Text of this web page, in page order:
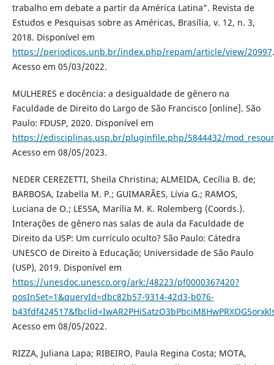
trabalho em debate a partir da América Latina”. Revista de
Estudos e Pesquisas sobre as Américas, Brasília, v. 12, n. 3,
2018. Disponível em
https://periodicos.unb.br/index.php/repam/article/view/20997.
Acesso em 05/03/2022.
MULHERES e docência: a desigualdade de gênero na
Faculdade de Direito do Largo de São Francisco [online]. São
Paulo: FDUSP, 2020. Disponível em
https://edisciplinas.usp.br/pluginfile.php/5844432/
Acesso em 08/05/2023.
NEDER CEREZETTI, Sheila Christina; ALMEIDA, Cecília B. de;
BARBOSA, Izabella M. P.; GUIMARÃES, Lívia G.; RAMOS,
Luciana de O.; LESSA, Marília M. K. Rolemberg (Coords.).
Interações de gênero nas salas de aula da Faculdade de
Direito da USP: Um currículo oculto? São Paulo: Cátedra
UNESCO de Direito à Educação; Universidade de São Paulo
(USP), 2019. Disponível em
https://unesdoc.unesco.org/ark:/48223/pf0000367420?
posInSet=1&queryId=dbc82b57-9314-42d3-b076-
Acesso em 08/05/2022.
RIZZA, Juliana Lapa; RIBEIRO, Paula Regina Costa; MOTA,